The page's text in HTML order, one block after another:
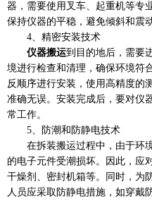
器，需要使用叉车、起重机等专
保持仪器的平稳，避免倾斜和震动
4、精密安装技术
仪器搬运到目的地后，需要
境进行检查和清理，确保环境符
反顺序进行安装，使用高精度的
准确无误。安装完成后，要对仪
常工作。
5、防潮和防静电技术
在拆装搬运过程中，由于环
的电子元件受潮损坏。因此，应
干燥剂、密封机箱等。同时，为
人员应采取防静电措施，如穿戴